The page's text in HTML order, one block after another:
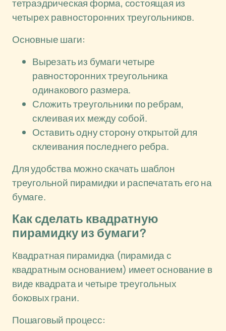
тетраэдрическая форма, состоящая из
четырех равносторонних треугольников.
Основные шаги:
Вырезать из бумаги четыре
равносторонних треугольника
одинакового размера.
Сложить треугольники по ребрам,
склеивая их между собой.
Оставить одну сторону открытой для
склеивания последнего ребра.
Для удобства можно скачать шаблон
треугольной пирамидки и распечатать его на
бумаге.
Как сделать квадратную
пирамидку из бумаги?
Квадратная пирамидка (пирамида с
квадратным основанием) имеет основание в
виде квадрата и четыре треугольных
боковых грани.
Пошаговый процесс: